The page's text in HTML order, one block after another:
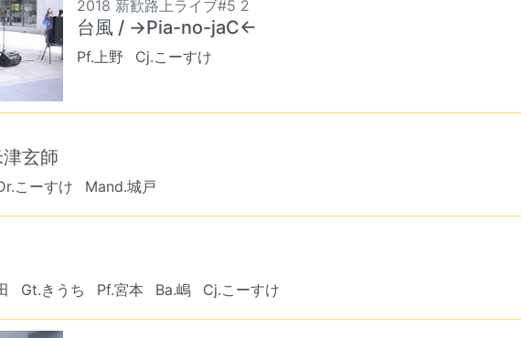
2018 新歓路上ライブ#5 2
台風 / →Pia-no-jaC←
Pf.上野 Cj.こーすけ
玄師
こーすけ Mand.城戸
Gt.きうち Pf.宮本 Ba.嶋 Cj.こーすけ